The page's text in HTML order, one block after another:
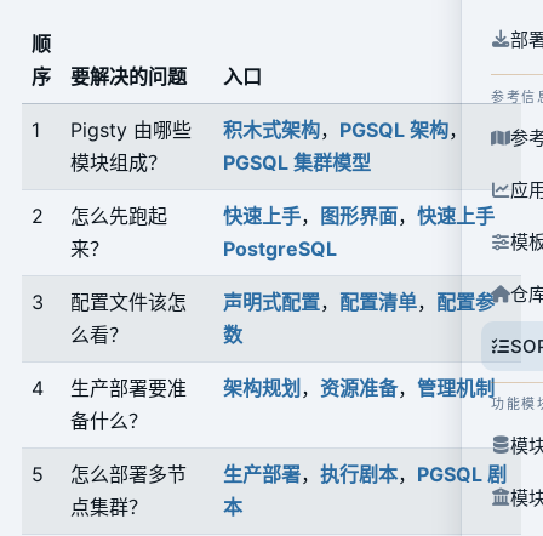
部
参考信
参
应
模
仓
功能模
模
模
顺
序
要解决的问题 入口
1
Pigsty 由哪些
模块组成？
积木式架构， PGSQL 架构，
PGSQL 集群模型
2
怎么先跑起
来？
快速上手， 图形界面， 快速上手
PostgreSQL
3
配置文件该怎
么看？
声明式配置， 配置清单， 配置参
数
4
生产部署要准
备什么？
架构规划 ， 资源准备， 管理机制
5
怎么部署多节
点集群？
生产部署， 执行剧本， PGSQL 剧
本